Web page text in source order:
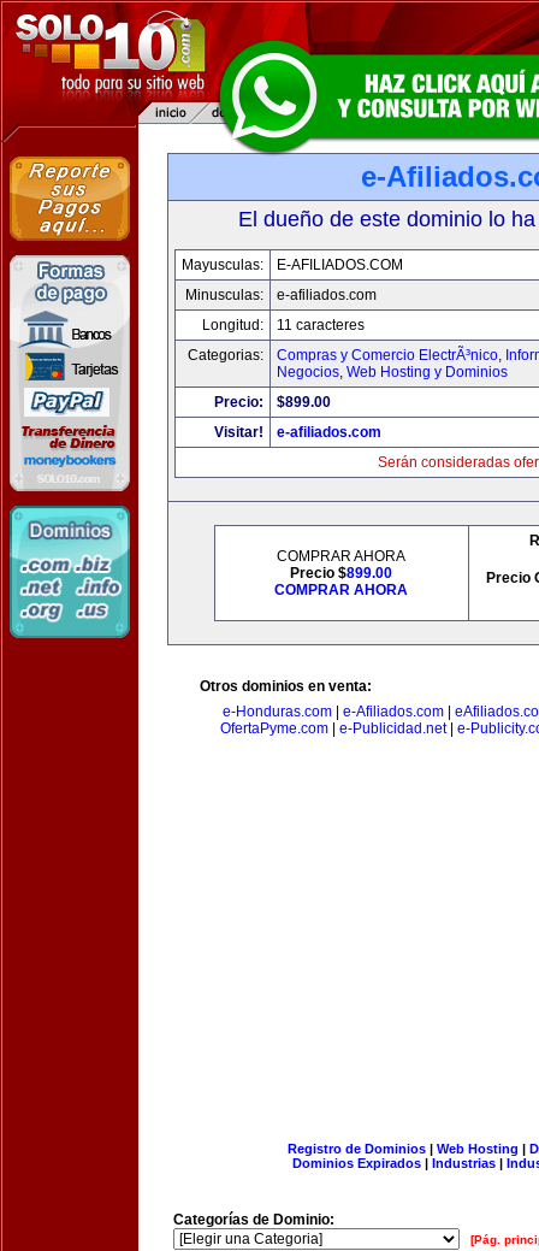
e-
El dueño de este dominio lo
Mayusculas:
E-AFILIADOS.COM
Minusculas:
e-afiliados.com
Longitud:
11 caracteres
Categorias:
Compras y Comercio ElectrÃ³nico,
Negocios, Web Hosting y Dominios
Precio:
$899.00
Visitar!
e-afiliados.com
Serán consideradas
COMPRAR AHORA
Precio $899.00
COMPRAR AHORA
Precio
Otros dominios en venta:
e-Honduras.com| e-Afiliados.com|
OfertaPyme.com| e-Publicidad.net| e-
Registro de Dominios| Web Hosting |
Dominios Expirados | Industrias |
Categorías de Dominio:
[Pág.